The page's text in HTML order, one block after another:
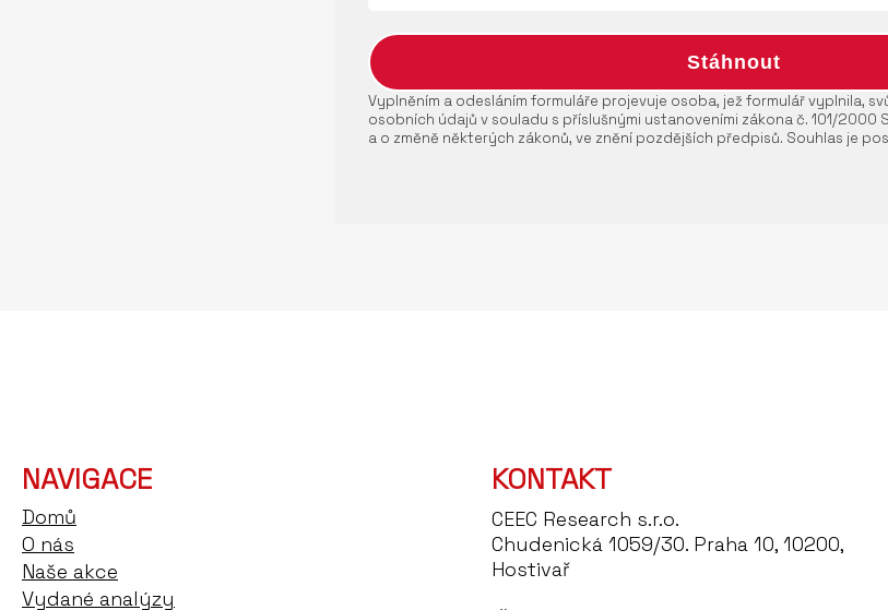
Vyplněním a odesláním formuláře projevuje osoba, jež formulář vyplnila,
osobních údajů v souladu s příslušnými ustanoveními zákona č. 101/2000
a o změně některých zákonů, ve znění pozdějších předpisů. Souhlas je
NAVIGACE
Domů
O nás
Naše akce
Vydané analýzy
KONTAKT
CEEC Research s.r.o.
Chudenická 1059/30. Praha 10, 10200,
Hostivař